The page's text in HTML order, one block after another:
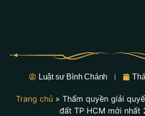
Luật sư Bình Chánh
Trang chủ » Thẩm quyền giải
đất TP HCM mới nhất